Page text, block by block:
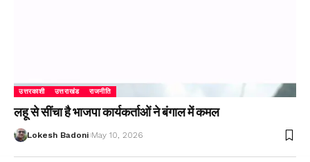
उत्तरकाशी उत्तराखंड राजनीति
लहू से सींचा है भाजपा कार्यकर्ताओं ने बंगाल में कमल
Lokesh Badoni May 10, 2026